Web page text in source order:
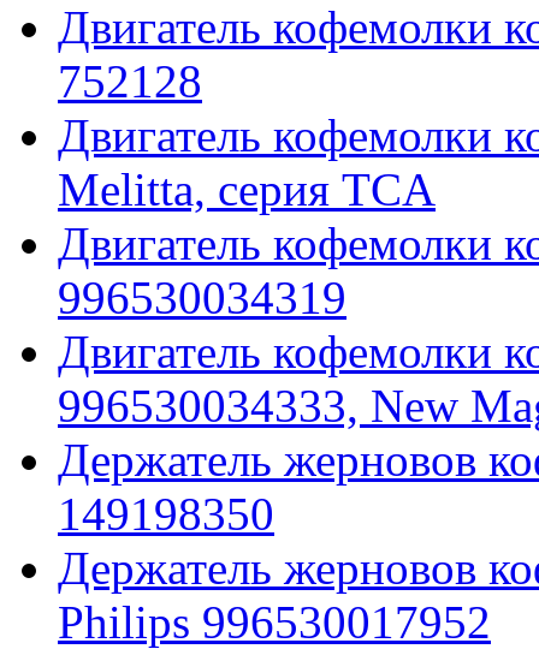
Двигатель кофемолки
752128
Двигатель кофемолки
Melitta, серия TCA
Двигатель кофемолки
996530034319
Двигатель кофемолки
996530034333, New
Держатель жерновов
149198350
Держатель жерновов
Philips 996530017952